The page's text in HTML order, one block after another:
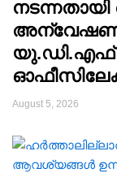
യു.ഡി.എഫ്
August 5, 2026